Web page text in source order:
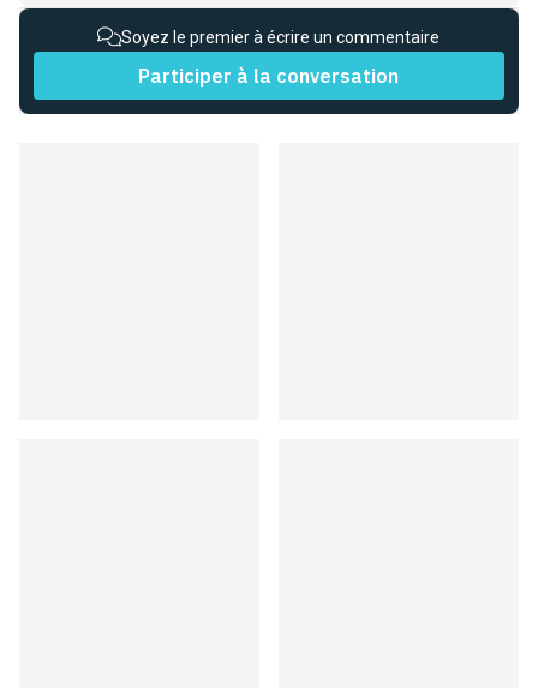
Soyez le premier à écrire un commentaire
Participer à la conversation